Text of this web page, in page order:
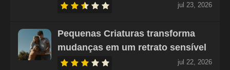
jul 23, 2026
Pequenas Criaturas transforma
mudanças em um retrato sensível
jul 22, 2026